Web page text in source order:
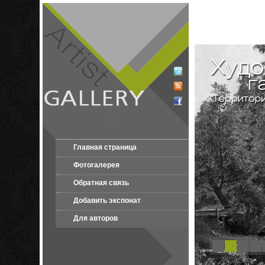
Главная страница
Фотогалерея
Обратная связь
Добавить экспонат
Для авторов